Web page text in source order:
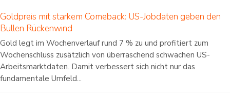
Goldpreis mit starkem Comeback: US-Jobdaten geben den
Bullen Rückenwind
Gold legt im Wochenverlauf rund 7 % zu und profitiert zum
Wochenschluss zusätzlich von überraschend schwachen US-
Arbeitsmarktdaten. Damit verbessert sich nicht nur das
fundamentale Umfeld...